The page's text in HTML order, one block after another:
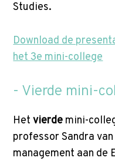
Studies.
Download de
het 3e mini-college
- Vierde mini-
Hetvierde mini-
professor Sandra
management aan de